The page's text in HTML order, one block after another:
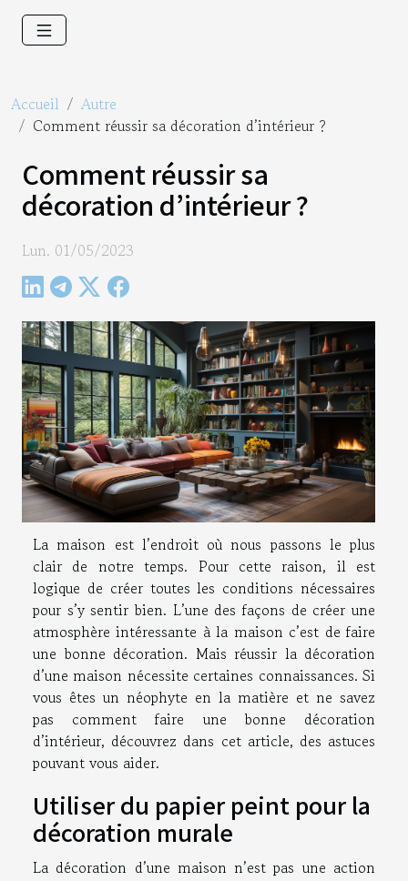
Accueil
Autre
Comment réussir sa décoration d’intérieur ?
Comment réussir sa
décoration d’intérieur ?
Lun. 01/05/2023
La maison est l’endroit où nous passons le plus
clair de notre temps. Pour cette raison, il est
logique de créer toutes les conditions nécessaires
pour s’y sentir bien. L’une des façons de créer une
atmosphère intéressante à la maison c’est de faire
une bonne décoration. Mais réussir la décoration
d’une maison nécessite certaines connaissances. Si
vous êtes un néophyte en la matière et ne savez
pas comment faire une bonne décoration
d’intérieur, découvrez dans cet article, des astuces
pouvant vous aider.
Utiliser du papier peint pour la
décoration murale
La décoration d’une maison n’est pas une action